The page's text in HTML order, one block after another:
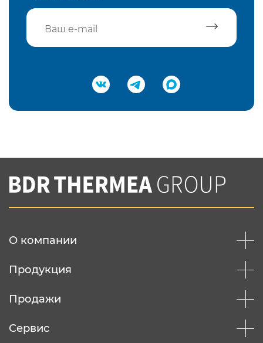
Подтвердить e-mail
Вы соглашаетесь с нашей политикой
конфеденциальности
О компании
Продукция
Продажи
Сервис